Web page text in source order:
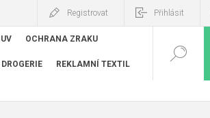
Registrovat Přihlásit
OCHRANA ZRAKU
DROGERIE REKLAMNÍ TEXTIL